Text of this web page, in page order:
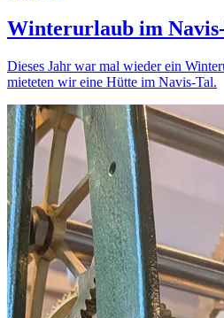
Winterurlaub im
Dieses Jahr war mal wieder ein
mieteten wir eine Hütte im Navis-Tal.